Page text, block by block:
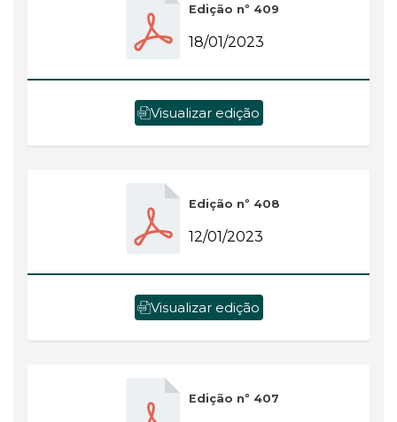
Edição nº 409
18/01/2023
Visualizar edição
Edição nº 408
12/01/2023
Visualizar edição
Edição nº 407